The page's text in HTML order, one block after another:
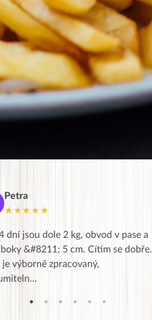
Petra
★★★★★
dní jsou dole 2 kg, obvod v pase a
&#8211; 5 cm. Cítím se dobře.
je výborně zpracovaný,